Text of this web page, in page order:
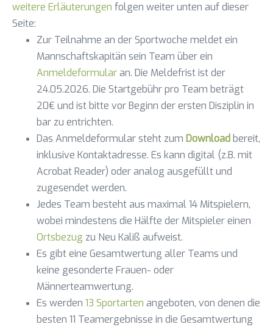
weitere Erläuterungen folgen weiter unten auf dieser
Seite:
Zur Teilnahme an der Sportwoche meldet ein
Mannschaftskapitän sein Team über ein
Anmeldeformularan. Die Meldefrist ist der
24.05.2026. Die Startgebühr pro Team beträgt
20€ und ist bitte vor Beginn der ersten Disziplin in
bar zu entrichten.
Das Anmeldeformular steht zum Download bereit,
inklusive Kontaktadresse. Es kann digital (z.B. mit
Acrobat Reader) oder analog ausgefüllt und
zugesendet werden.
Jedes Team besteht aus maximal 14 Mitspielern,
wobei mindestens die Hälfte der Mitspieler einen
Ortsbezug zu Neu Kaliß aufweist.
Es gibt eine Gesamtwertung aller Teams und
keine gesonderte Frauen- oder
Männerteamwertung.
Es werden 13 Sportarten angeboten, von denen die
besten 11 Teamergebnisse in die Gesamtwertung